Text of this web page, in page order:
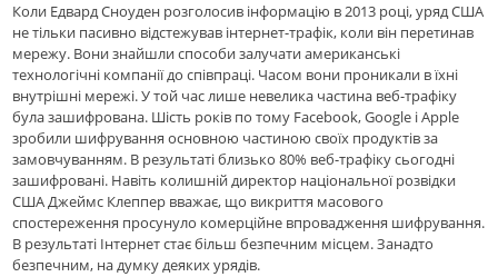
Коли Едвард Сноуден розголосив інформацію в 2013 році, уряд США
не тільки пасивно відстежував інтернет-трафік, коли він перетинав
мережу. Вони знайшли способи залучати американські
технологічні компанії до співпраці. Часом вони проникали в їхні
внутрішні мережі. У той час лише невелика частина веб-трафіку
була зашифрована. Шість років по тому Facebook, Google і Apple
зробили шифрування основною частиною своїх продуктів за
замовчуванням. В результаті близько 80% веб-трафіку сьогодні
зашифровані. Навіть колишній директор національної розвідки
США Джеймс Клеппер вважає, що викриття масового
спостереження просунуло комерційне впровадження шифрування.
В результаті Інтернет стає більш безпечним місцем. Занадто
безпечним, на думку деяких урядів.